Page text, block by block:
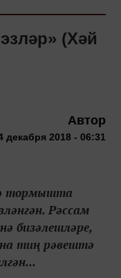
(Хәй
Автор
декабря 2018 - 06:31
тормышта
Рәссам
бизәлешләре,
тиң рәвештә